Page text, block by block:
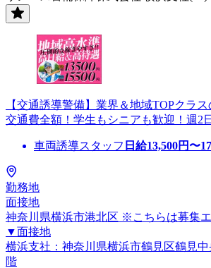
【交通誘導警備】業界＆地域TOPクラ
交通費全額！学生もシニアも歓迎！週2
車両誘導スタッフ 日給13,500円〜
勤務地
面接地
神奈川県横浜市港北区 ※こちらは募集エ
▼面接地
横浜支社：神奈川県横浜市鶴見区鶴見中
階